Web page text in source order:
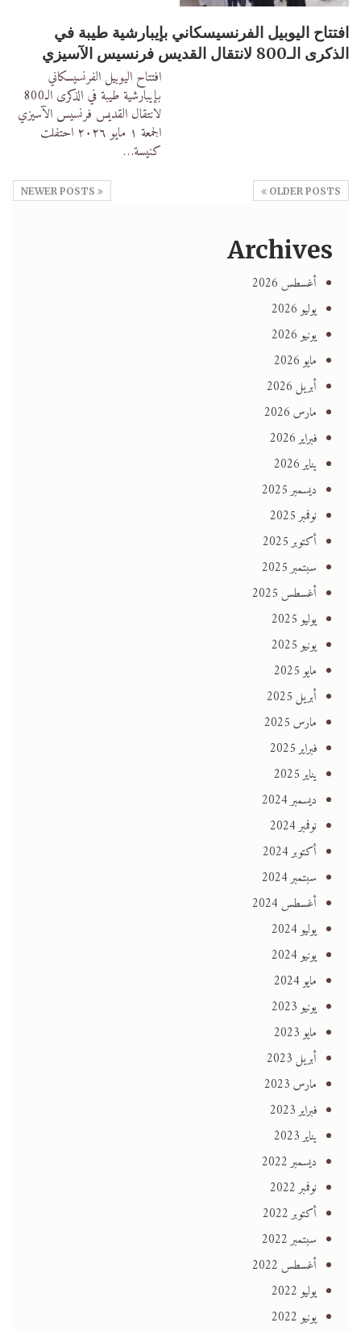
افتتاح اليوبيل الفرنسيسكاني بإيبارشية طيبة في
الذكرى الـ800 لانتقال القديس فرنسيس الآسيزي
افتتاح اليوبيل الفرنسيسكاني
بإيبارشية طيبة في الذكرى الـ800
لانتقال القديس فرنسيس الآسيزي
الجمعة ١ مايو ٢٠٢٦
احتفلت
كنيسة…
OLDER POSTS
Archives
أغسطس 2026
يوليو 2026
يونيو 2026
مايو 2026
أبريل 2026
مارس 2026
فبراير 2026
يناير 2026
ديسمبر 2025
نوفمبر 2025
أكتوبر 2025
سبتمبر 2025
أغسطس 2025
يوليو 2025
يونيو 2025
مايو 2025
أبريل 2025
مارس 2025
فبراير 2025
يناير 2025
ديسمبر 2024
نوفمبر 2024
أكتوبر 2024
سبتمبر 2024
أغسطس 2024
يوليو 2024
يونيو 2024
مايو 2024
يونيو 2023
مايو 2023
أبريل 2023
مارس 2023
فبراير 2023
يناير 2023
ديسمبر 2022
نوفمبر 2022
أكتوبر 2022
سبتمبر 2022
أغسطس 2022
يوليو 2022
يونيو 2022